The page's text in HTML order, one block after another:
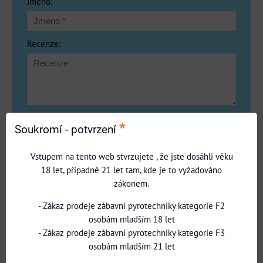
Recenze:
Soukromí - potvrzení *
Vstupem na tento web stvrzujete , že jste dosáhli věku
18 let, případně 21 let tam, kde je to vyžadováno
zákonem.
- Zákaz prodeje zábavní pyrotechniky kategorie F2
osobám mladším 18 let
- Zákaz prodeje zábavní pyrotechniky kategorie F3
osobám mladším 21 let